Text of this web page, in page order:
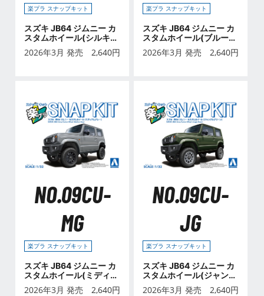
楽プラ スナップキット
スズキ JB64 ジムニー カ
スタムホイール(シルキー
シルバーメタリック)
2026年3月 発売 2,640円
楽プラ スナップキット
スズキ JB64 ジムニー カ
スタムホイール(ブルーイ
ッシュブラックパール3)
2026年3月 発売 2,640円
NO.09CU-
MG
楽プラ スナップキット
スズキ JB64 ジムニー カ
スタムホイール(ミディア
ムグレー)
2026年3月 発売 2,640円
NO.09CU-
JG
楽プラ スナップキット
スズキ JB64 ジムニー カ
スタムホイール(ジャング
ルグリーン)
2026年3月 発売 2,640円